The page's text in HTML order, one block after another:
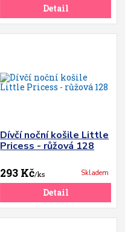
Detail
Dívčí noční košile Little
Pricess - růžová 128
293 Kč/ks Skladem
Detail